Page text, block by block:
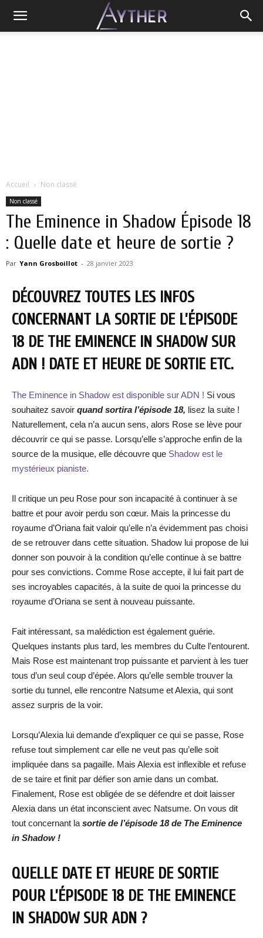
Accueil Non classé
Non classé
The Eminence in Shadow Épisode 18
: Quelle date et heure de sortie ?
Par Yann Grosboillot - 28 janvier 2023
DÉCOUVREZ TOUTES LES INFOS
CONCERNANT LA SORTIE DE L’ÉPISODE
18 DE THE EMINENCE IN SHADOW SUR
ADN ! DATE ET HEURE DE SORTIE ETC.
The Eminence in Shadow est disponible sur ADN ! Si vous
souhaitez savoir quand sortira l’épisode 18, lisez la suite !
Naturellement, cela n’a aucun sens, alors Rose se lève pour
découvrir ce qui se passe. Lorsqu’elle s’approche enfin de la
source de la musique, elle découvre que Shadow est le
mystérieux pianiste.
Il critique un peu Rose pour son incapacité à continuer à se
battre et pour avoir perdu son cœur. Mais la princesse du
royaume d’Oriana fait valoir qu’elle n’a évidemment pas choisi
de se retrouver dans cette situation. Shadow lui propose de lui
donner son pouvoir à la condition qu’elle continue à se battre
pour ses convictions. Comme Rose accepte, il lui fait part de
ses incroyables capacités, à la suite de quoi la princesse du
royaume d’Oriana se sent à nouveau puissante.
Fait intéressant, sa malédiction est également guérie.
Quelques instants plus tard, les membres du Culte l’entourent.
Mais Rose est maintenant trop puissante et parvient à les tuer
tous d’un seul coup d’épée. Alors qu’elle semble trouver la
sortie du tunnel, elle rencontre Natsume et Alexia, qui sont
assez surpris de la voir.
Lorsqu’Alexia lui demande d’expliquer ce qui se passe, Rose
refuse tout simplement car elle ne veut pas qu’elle soit
impliquée dans sa pagaille. Mais Alexia est inflexible et refuse
de se taire et finit par défier son amie dans un combat.
Finalement, Rose est obligée de se défendre et doit laisser
Alexia dans un état inconscient avec Natsume. On vous dit
tout concernant la sortie de l’épisode 18 de The Eminence
in Shadow !
QUELLE DATE ET HEURE DE SORTIE
POUR L’ÉPISODE 18 DE THE EMINENCE
IN SHADOW SUR ADN ?